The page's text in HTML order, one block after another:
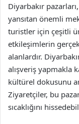
Diyarbakır
yansıtan önemli
turistler için çeşitli
etkileşimlerin
alanlardır.
alışveriş yapmakla
kültürel dokusunu
Ziyaretçiler, bu
sıcaklığını